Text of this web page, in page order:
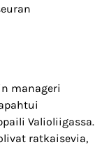
manageri
Valioliigassa.
ratkaisevia,